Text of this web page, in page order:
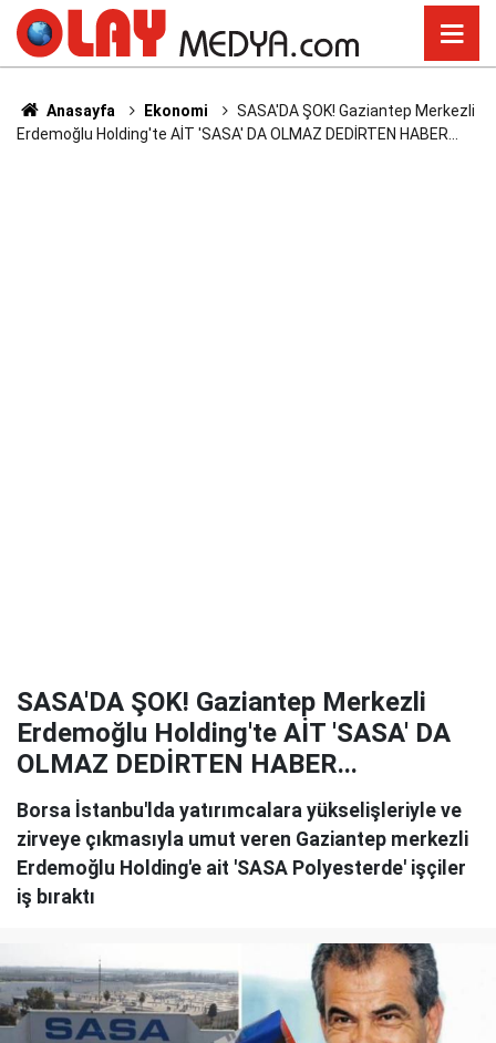
Anasayfa Ekonomi
SASA'DA ŞOK! Gaziantep Merkezli
Erdemoğlu Holding'te AİT 'SASA' DA OLMAZ DEDİRTEN HABER...
SASA'DA ŞOK! Gaziantep Merkezli
Erdemoğlu Holding'te AİT 'SASA' DA
OLMAZ DEDİRTEN HABER...
Borsa İstanbu'lda yatırımcalara yükselişleriyle ve
zirveye çıkmasıyla umut veren Gaziantep merkezli
Erdemoğlu Holding'e ait 'SASA Polyesterde' işçiler
iş bıraktı